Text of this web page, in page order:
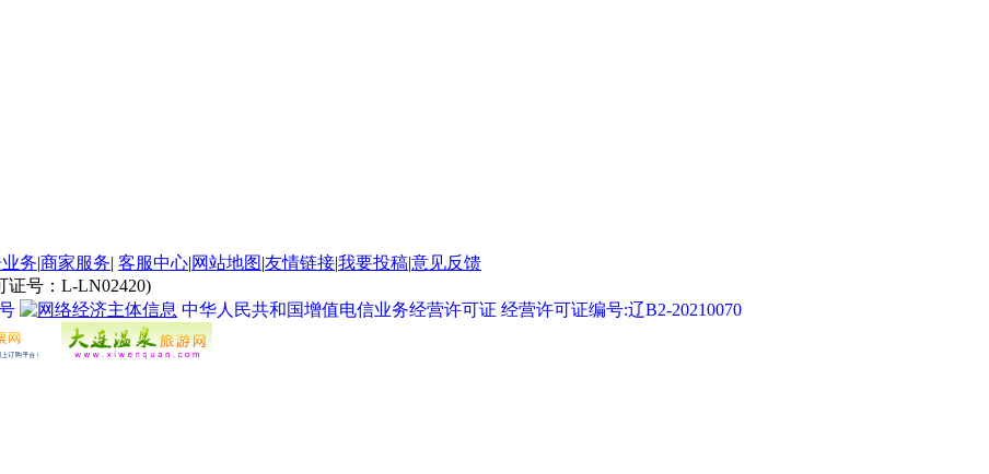
务|商家服务| 客服中心|网站地图|友情链接|我要投稿|意见反馈
号：L-LN02420)
中华人民共和国增值电信业务经营许可证 经营许可证编号:辽B2-20210070